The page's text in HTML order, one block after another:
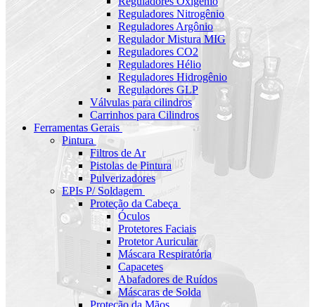
Reguladores Nitrogênio
Reguladores Argônio
Regulador Mistura MIG
Reguladores CO2
Reguladores Hélio
Reguladores Hidrogênio
Reguladores GLP
Válvulas para cilindros
Carrinhos para Cilindros
Ferramentas Gerais
Pintura
Filtros de Ar
Pistolas de Pintura
Pulverizadores
EPIs P/ Soldagem
Proteção da Cabeça
Óculos
Protetores Faciais
Protetor Auricular
Máscara Respiratória
Capacetes
Abafadores de Ruídos
Máscaras de Solda